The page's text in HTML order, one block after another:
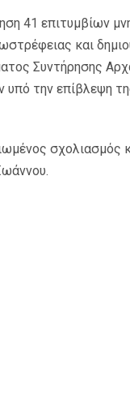
41 επιτυμβίων
και
Συντήρησης
υπό την επίβλεψη
σχολιασμός